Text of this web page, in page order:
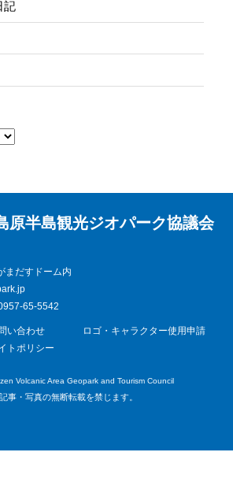
記
い合わせ
ロゴ・キャラクター使用申請
トポリシー
Volcanic Area Geopark and Tourism Council
事・写真の無断転載を禁じます。
原半島観光ジオパーク協議会
まだすドーム内
65-5542